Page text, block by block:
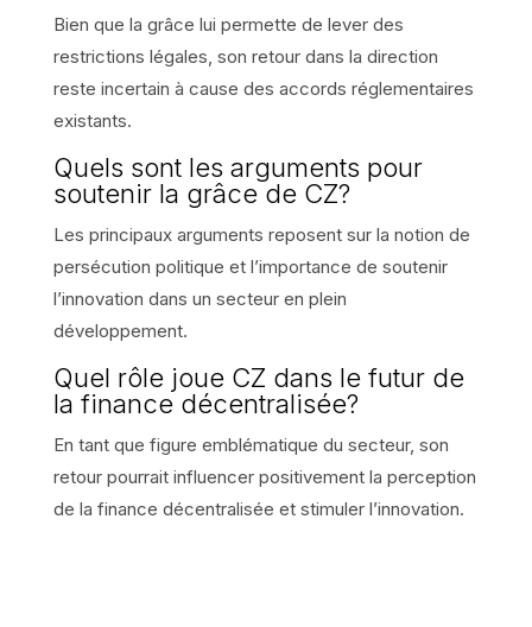
Bien que la grâce lui permette de lever des
restrictions légales, son retour dans la direction
reste incertain à cause des accords réglementaires
existants.
Quels sont les arguments pour
soutenir la grâce de CZ?
Les principaux arguments reposent sur la notion de
persécution politique et l’importance de soutenir
l’innovation dans un secteur en plein
développement.
Quel rôle joue CZ dans le futur de
la finance décentralisée?
En tant que figure emblématique du secteur, son
retour pourrait influencer positivement la perception
de la finance décentralisée et stimuler l’innovation.